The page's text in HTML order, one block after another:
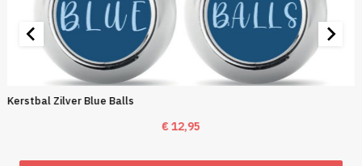
Kerstbal Zilver Blue Balls
€12,95